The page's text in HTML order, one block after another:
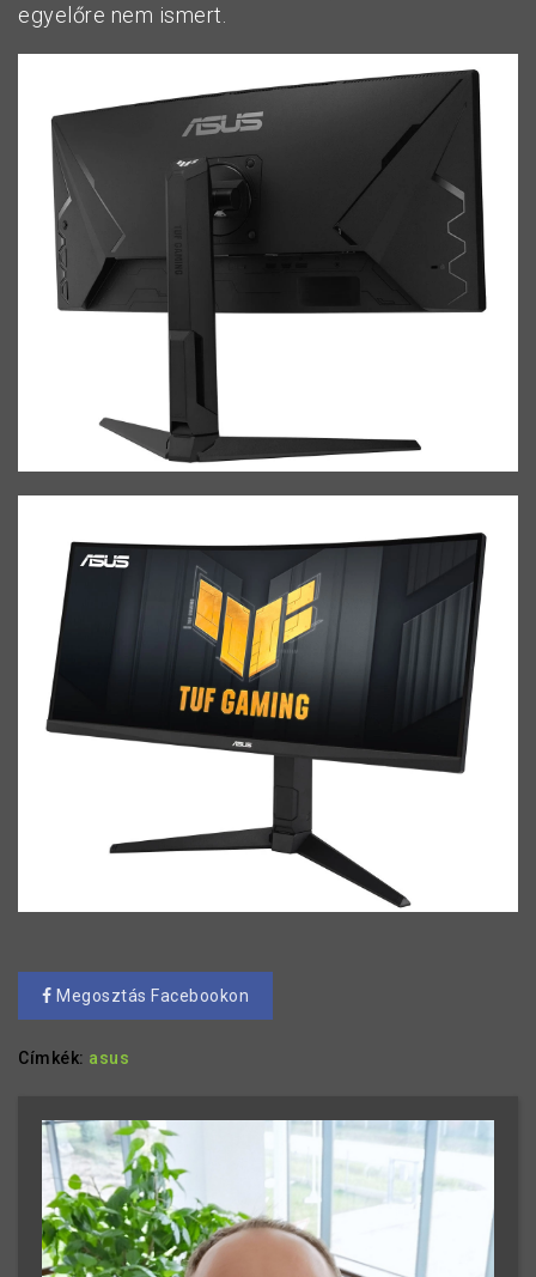
egyelőre nem ismert.
Megosztás Facebookon
Címkék: asus